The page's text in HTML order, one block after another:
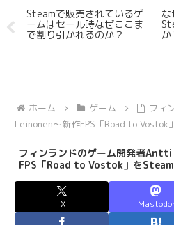
Steamで販売されているゲ
ームはセール時なぜここま
で割り引かれるのか？ か
ホーム ゲーム
フィ
Leinonen～新作FPS「Road to Vostok
フィンランドのゲーム開発者
FPS「Road to Vostok」をSteam
X